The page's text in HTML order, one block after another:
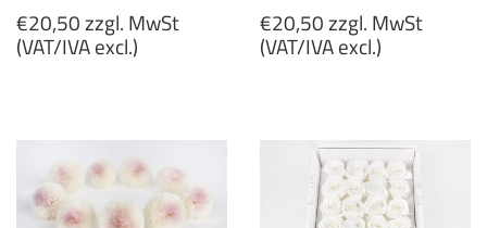
Regular
price
€20,50 zzgl. MwSt
(VAT/IVA excl.)
MwSt
(VAT/IVA
excl.)
Regular
price
€20,50 zzgl. MwSt
(VAT/IVA excl.)
(VAT/IVA
excl.)